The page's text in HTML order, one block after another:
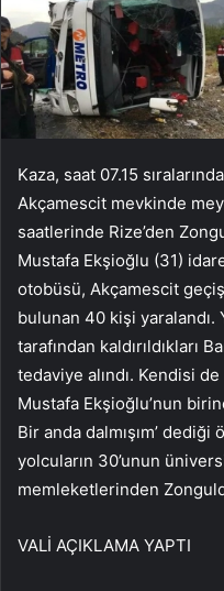
Kaza, saat 07.15
Akçamescit mevkinde
saatlerinde Rize’den
Mustafa Ekşioğlu (31)
otobüsü, Akçamescit
bulunan 40 kişi yaralandı.
tarafından kaldırıldıkları
tedaviye alındı. Kendisi
Mustafa Ekşioğlu’nun
Bir anda dalmışım’
yolcuların 30’unun
memleketlerinden
VALİ AÇIKLAMA YAPTI